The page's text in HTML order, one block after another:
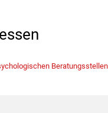
Beratungsstellen